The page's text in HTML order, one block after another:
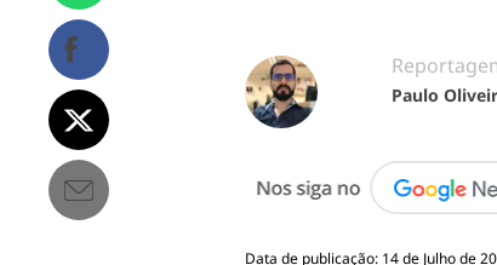
Paulo
Data de publicação: 14 de Julho de